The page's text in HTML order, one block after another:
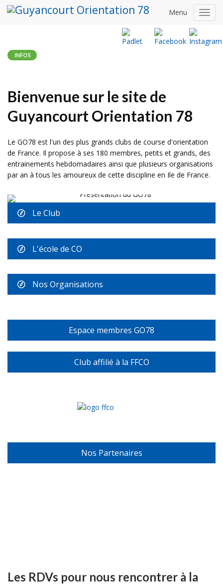
Menu
INFOS
Bienvenue sur le site de
Guyancourt Orientation 78
Le GO78 est l'un des plus grands clubs de course d'orientation
de France. Il propose à ses 180 membres, petits et grands, des
entrainements hebdomadaires ainsi que plusieurs organisations
par an à tous les amoureux de cette discipline en Ile de France.
Le Club
L'école de CO
Nos Organisations
Espace membres GO78
Club affilié à la FFCO
Nos Partenaires
Les RDVs pour nous rencontrer à la